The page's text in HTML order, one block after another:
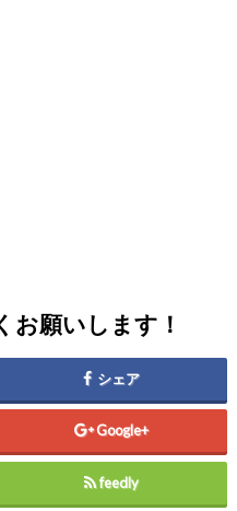
お願いします！
シェア
Google+
feedly